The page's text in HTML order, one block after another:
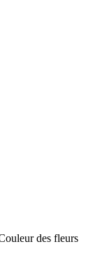
des fleurs